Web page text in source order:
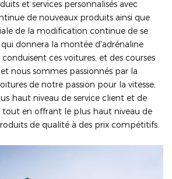
et services personnalisés avec
de nouveaux produits ainsi que
de la modification continue de se
donnera la montée d'adrénaline
ces voitures, et des courses
nous sommes passionnés par la
de notre passion pour la vitesse,
haut niveau de service client et de
en offrant le plus haut niveau de
de qualité à des prix compétitifs.